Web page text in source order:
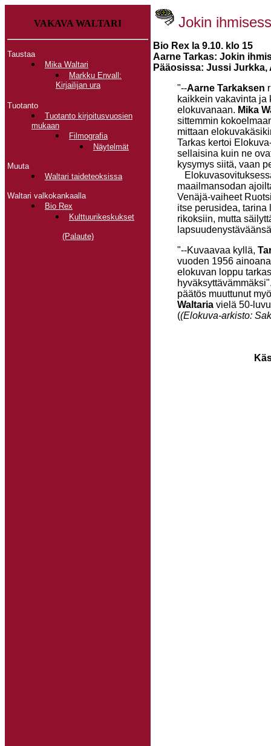
VAKAVA WALTARI
Taustaa
Mika Waltari
Markku Envall:
Kirjailijan ura
Tuotanto
Tuotanto kirjoitusvuosien
mukaan
Filmografia
Näytelmät
Muuta
Waltari taideteoksissa
Waltari valkokankaalla
Bio Rex
Kulttuurikeskukset
(Palaute)
Jokin
Bio Rex la 9.10. klo 15
Aarne Tarkas: Jokin
Pääosissa: Jussi
"--Aarne Tarkaksen
kaikkein vakavinta ja
elokuvanaan. Mika
sittemmin
mittaan
Tarkas kertoi
sellaisina kuin ne
kysymys siitä, vaan
maailmansodan
Venäjä-vaiheet
itse perusidea,
rikoksiin, mutta
"--Kuvaavaa kyllä,
vuoden 1956
elokuvan loppu
päätös muuttunut
Waltaria vielä 50-
((Elokuva-arkisto: